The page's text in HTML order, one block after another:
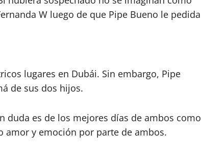
W luego de que Pipe Bueno le pedida
lugares en Dubái. Sin embargo, Pipe
de sus dos hijos.
duda es de los mejores días de ambos como
amor y emoción por parte de ambos.